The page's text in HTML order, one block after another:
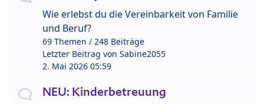
Wie erlebst du die Vereinbarkeit von Familie
und Beruf?
69 Themen / 248 Beiträge
Letzter Beitrag von Sabine2055
2. Mai 2026 05:59
NEU: Kinderbetreuung